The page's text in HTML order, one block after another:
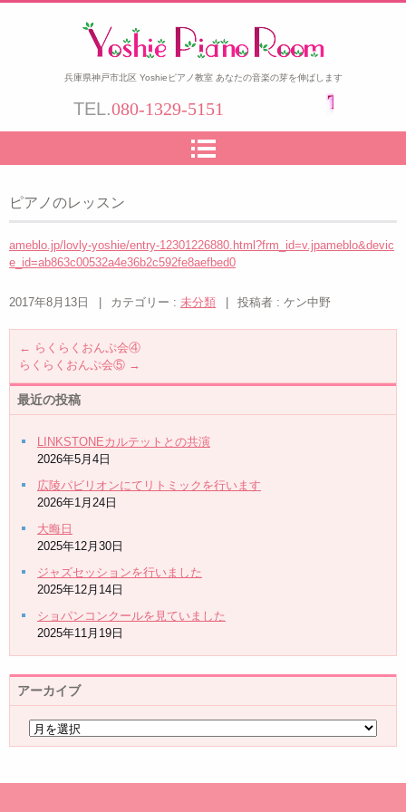
兵庫県神戸市北区 Yoshieピアノ教室 あなたの音楽の芽を伸ばします
TEL.080-1329-5151
ピアノのレッスン
ameblo.jp/lovly-yoshie/entry-12301226880.html?frm_id=v.jpameblo&devic
e_id=ab863c00532a4e36b2c592fe8aefbed0
2017年8月13日 カテゴリー : 未分類 投稿者 : ケン中野
← らくらくおんぷ会④
らくらくおんぷ会⑤ →
最近の投稿
LINKSTONEカルテットとの共演
2026年5月4日
広陵パビリオンにてリトミックを行います
2026年1月24日
大晦日
2025年12月30日
ジャズセッションを行いました
2025年12月14日
ショパンコンクールを見ていました
2025年11月19日
アーカイブ